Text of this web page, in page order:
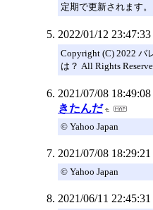
定期で更新されます。
2022/01/12 23:47:33
Copyright (C) 2022 バ
は？ All Rights
2021/07/08 18:49:08
きたんだ
© Yahoo Japan
2021/07/08 18:29:21
© Yahoo Japan
2021/06/11 22:45:31